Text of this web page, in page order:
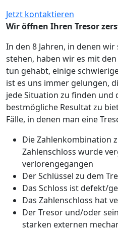
Jetzt kontaktieren
Wir öffnen Ihren Tresor
In den 8 Jahren, in denen
stehen, haben wir es mit
tun gehabt, einige
ist es uns immer gelungen,
jede Situation zu finden und
bestmögliche Resultat zu
Fälle, in denen man eine
Die Zahlenkombination
Zahlenschloss wurde
verlorengegangen
Der Schlüssel zu dem
Das Schloss ist defekt/
Das Zahlenschloss hat
Der Tresor und/oder
starken externen